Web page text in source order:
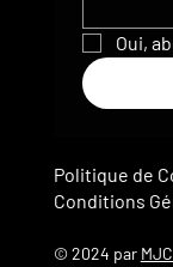
Oui,
© 2024 par
Conditions
Politique de